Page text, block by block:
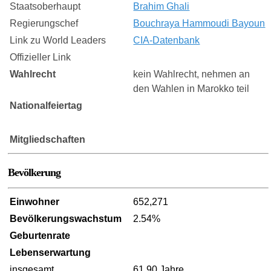
Staatsoberhaupt
Brahim Ghali
Regierungschef
Bouchraya Hammoudi Bayoun
Link zu World Leaders
CIA-Datenbank
Offizieller Link
Wahlrecht
kein Wahlrecht, nehmen an
den Wahlen in Marokko teil
Nationalfeiertag
Mitgliedschaften
Bevölkerung
Einwohner
652,271
Bevölkerungswachstum
2.54%
Geburtenrate
Lebenserwartung